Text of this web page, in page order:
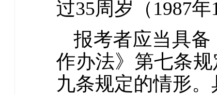
过35周岁（1987
报考者应当具
作办法》第七条
九条规定的情形